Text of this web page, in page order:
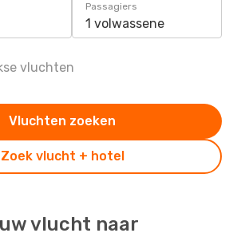
Passagiers
1 volwassene
vluchten
Zoek vlucht + hotel
Vluchten zoeken
vlucht naar